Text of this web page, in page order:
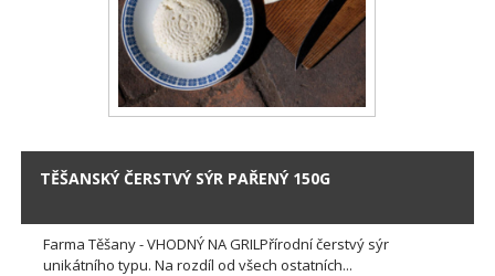
TĚŠANSKÝ ČERSTVÝ SÝR PAŘENÝ 150G
Farma Těšany - VHODNÝ NA GRILPřírodní čerstvý sýr
unikátního typu. Na rozdíl od všech ostatních...